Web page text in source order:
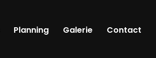
Planning Galerie Contact